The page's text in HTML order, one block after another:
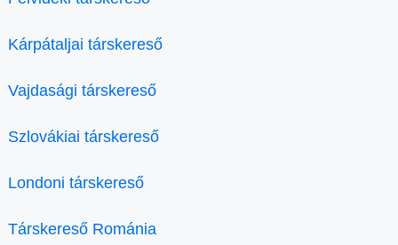
Kárpátaljai társkereső
Vajdasági társkereső
Szlovákiai társkereső
Londoni társkereső
Társkereső Románia